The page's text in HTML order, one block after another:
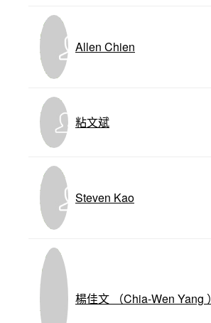
Allen Chien
粘文斌
Steven Kao
楊佳文 （Chia-Wen Yang ）